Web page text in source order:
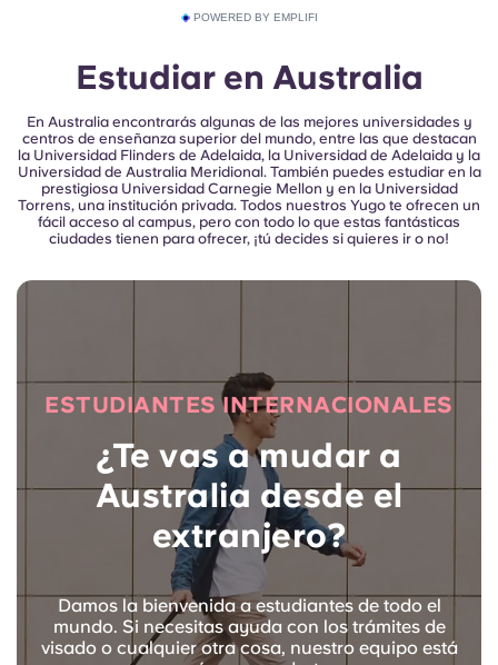
POWERED BY EMPLIFI
Estudiar en Australia
En Australia encontrarás algunas de las mejores universidades y
centros de enseñanza superior del mundo, entre las que destacan
la Universidad Flinders de Adelaida, la Universidad de Adelaida y la
Universidad de Australia Meridional. También puedes estudiar en la
prestigiosa Universidad Carnegie Mellon y en la Universidad
Torrens, una institución privada. Todos nuestros Yugo te ofrecen un
fácil acceso al campus, pero con todo lo que estas fantásticas
ciudades tienen para ofrecer, ¡tú decides si quieres ir o no!
ESTUDIANTES INTERNACIONALES
¿Te vas a mudar a
Australia desde el
extranjero?
Damos la bienvenida a estudiantes de todo el
mundo. Si necesitas ayuda con los trámites de
visado o cualquier otra cosa, nuestro equipo está